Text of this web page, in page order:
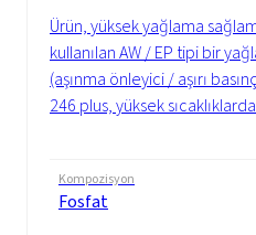
Ürün, yüksek yağlama
kullanılan AW / EP tipi bir
(aşınma önleyici / aşırı
246 plus, yüksek
Kompozisyon
Fosfat